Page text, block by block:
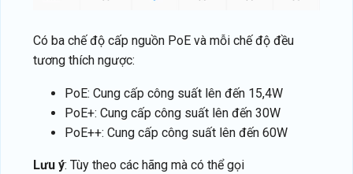
Có ba chế độ cấp nguồn PoE và mỗi chế độ đều
tương thích ngược:
PoE: Cung cấp công suất lên đến 15,4W
PoE+: Cung cấp công suất lên đến 30W
PoE++: Cung cấp công suất lên đến 60W
Lưu ý: Tùy theo các hãng mà có thể gọi